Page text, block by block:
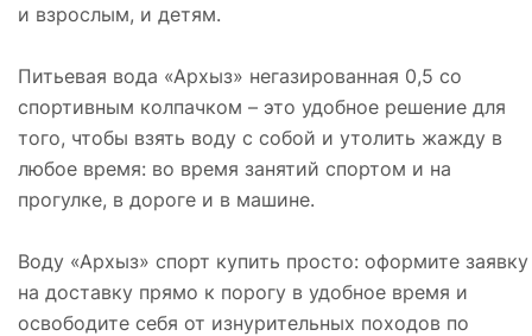
и взрослым, и детям.
Питьевая вода «Архыз» негазированная 0,5 со
спортивным колпачком – это удобное решение для
того, чтобы взять воду с собой и утолить жажду в
любое время: во время занятий спортом и на
прогулке, в дороге и в машине.
Воду «Архыз» спорт купить просто: оформите заявку
на доставку прямо к порогу в удобное время и
освободите себя от изнурительных походов по